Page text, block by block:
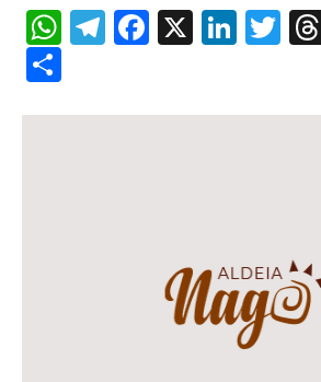
WhatsApp
Telegram
Facebook
X